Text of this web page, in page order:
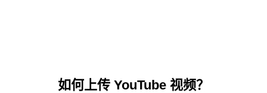
如何上传 YouTube 视频？